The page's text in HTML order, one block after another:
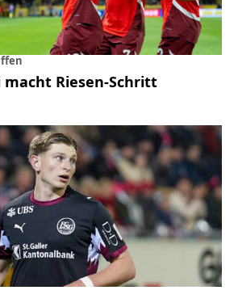
macht Riesen-Schritt